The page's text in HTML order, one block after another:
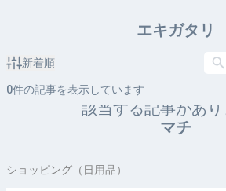
エキガタリ
新着順
0件の記事を表示しています
該当する記事があ
マチ
ショッピング（日用品）